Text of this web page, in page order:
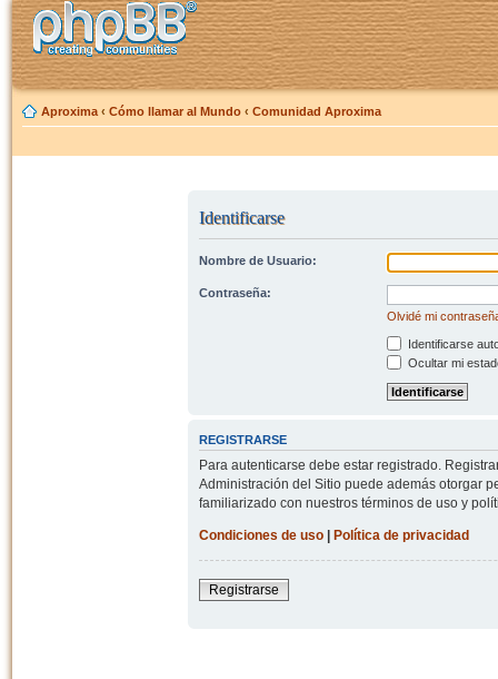
Aproxima ‹ Cómo llamar al Mundo ‹ Comunidad Aproxima
Identificarse
Nombre de Usuario:
Contraseña:
Olvidé mi
Identificarse
Ocultar mi
REGISTRARSE
Para autenticarse debe estar registrado.
Administración del Sitio puede además otorgar
familiarizado con nuestros términos de uso y
Condiciones de uso| Política de privacidad
Registrarse